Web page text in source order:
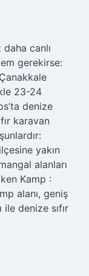
daha canlı
gerekirse:
23-24
denize
karavan
yakın
alanları
Kamp :
alanı, geniş
denize sıfır